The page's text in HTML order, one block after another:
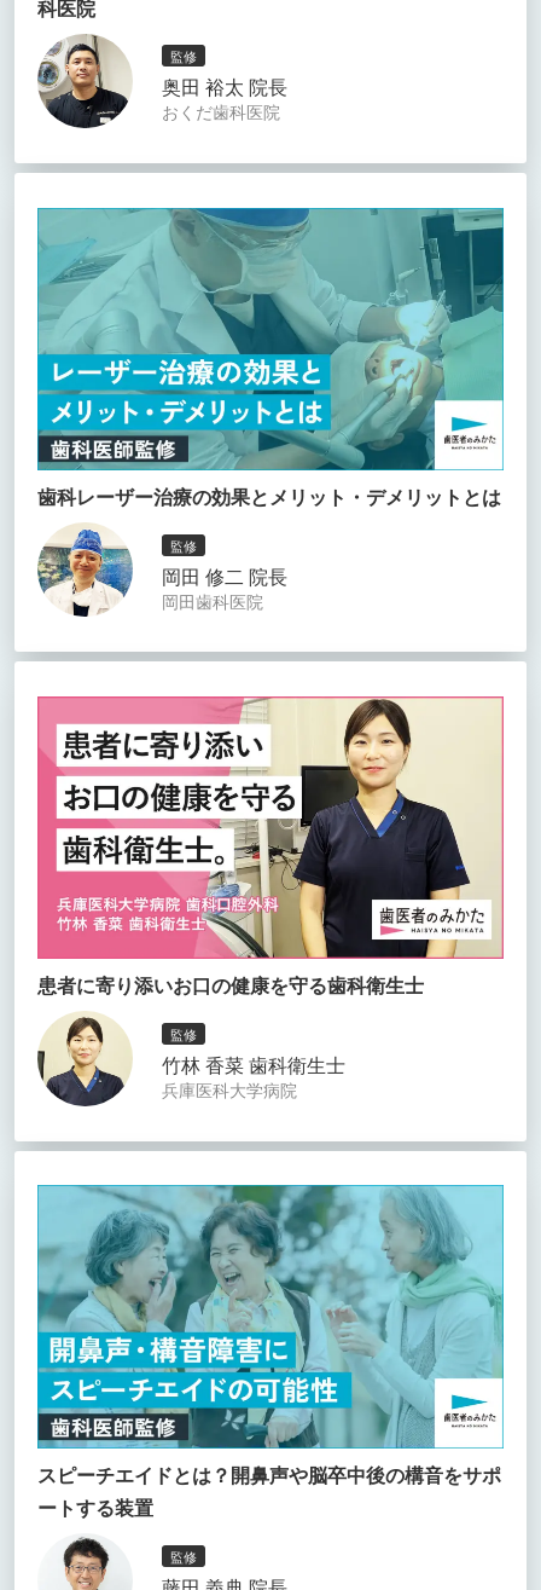
科医院
監修
奥田 裕太 院長
おくだ歯科医院
歯科レーザー治療の効果とメリット・デメリットとは
監修
岡田 修二 院長
岡田歯科医院
患者に寄り添いお口の健康を守る歯科衛生士
監修
竹林 香菜 歯科衛生士
兵庫医科大学病院
スピーチエイドとは？開鼻声や脳卒中後の構音をサポ
ートする装置
監修